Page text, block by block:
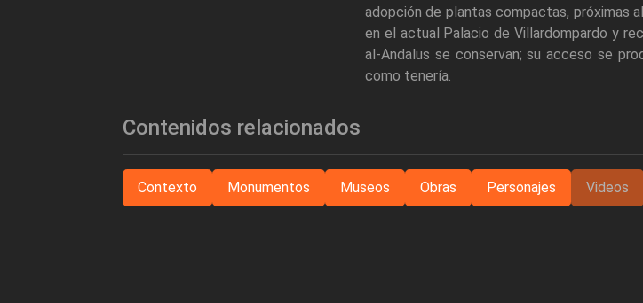
adopción de plantas compactas, próximas
en el actual Palacio de Villardompardo y
al-Andalus se conservan; su acceso se
como tenería.
Contenidos relacionados
Contexto Monumentos Museos Obras Personajes Videos